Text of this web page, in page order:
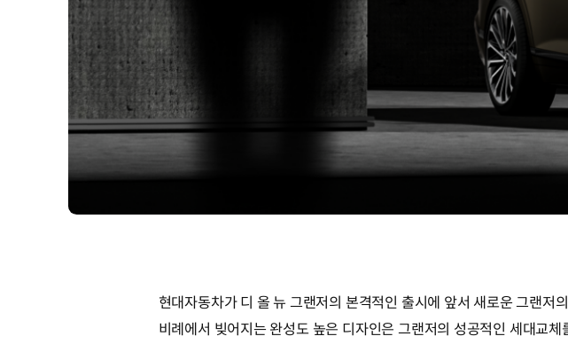
현대자동차가 디 올 뉴 그랜저의 본격적인 출시에 앞서 새로운 그랜
비례에서 빚어지는 완성도 높은 디자인은 그랜저의 성공적인 세대교